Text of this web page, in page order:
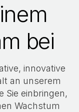
bei
innovative
an unserem
Sie einbringen,
Wachstum